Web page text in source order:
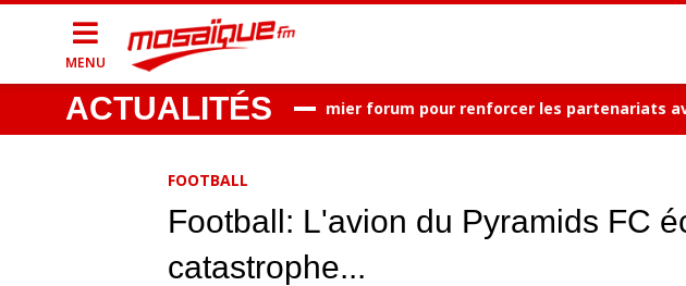
MENU
ACTUALITÉS
dimanche 9 août 2026 Premier forum pour renforcer les partenariats avec
FOOTBALL
Football: L'avion du Pyramids FC
catastrophe...